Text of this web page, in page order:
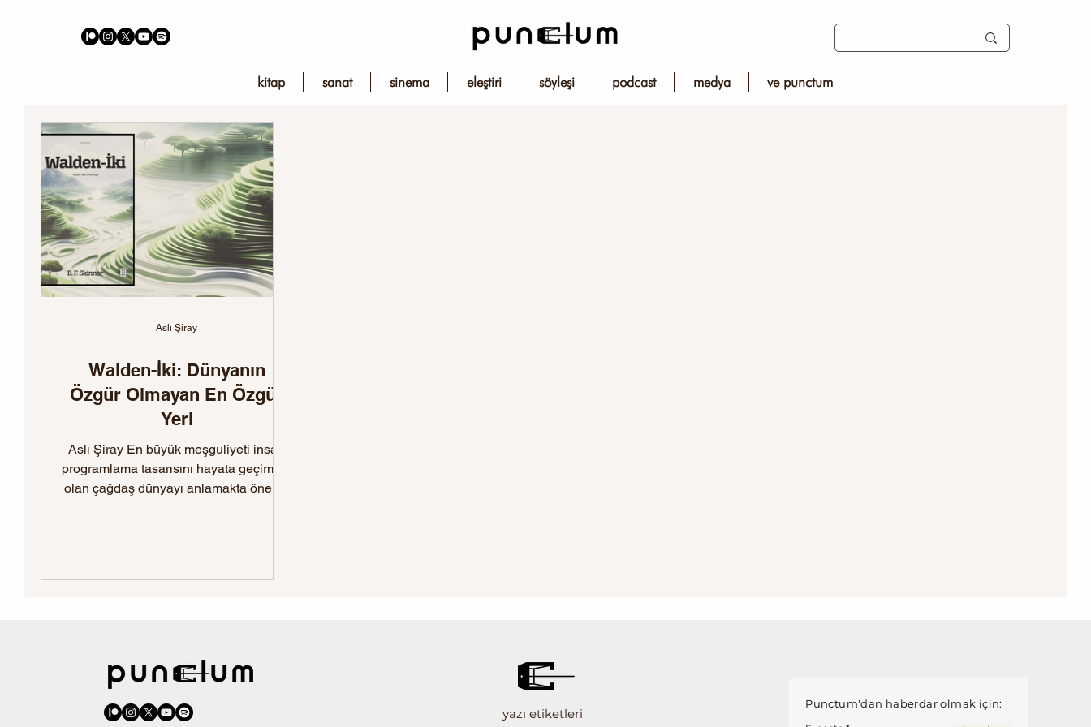
kitap sanat sinema eleştiri söyleşi podcast medya ve punctum
Walden-İki: Dünyanın
Özgür Olmayan En Özgür
Yeri
Aslı Şiray En büyük meşguliyeti insan
programlama tasarısını hayata geçirmek
olan çağdaş dünyayı anlamakta önemli
Aslı Şiray
yazı etiketleri
Punctum'dan haberdar olmak için: